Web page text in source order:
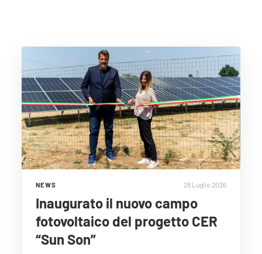
NEWS 28 Luglio 2026
Inaugurato il nuovo campo
fotovoltaico del progetto CER
“Sun Son”